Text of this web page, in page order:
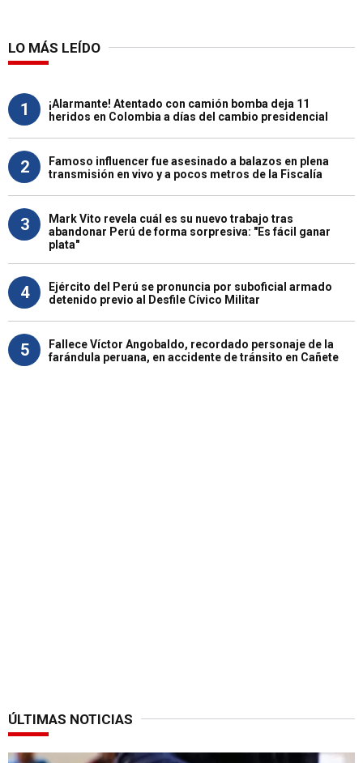
LO MÁS LEÍDO
1
¡Alarmante! Atentado con camión bomba deja 11
heridos en Colombia a días del cambio presidencial
2
Famoso influencer fue asesinado a balazos en plena
transmisión en vivo y a pocos metros de la Fiscalía
3
Mark Vito revela cuál es su nuevo trabajo tras
abandonar Perú de forma sorpresiva: "Es fácil ganar
plata"
4
Ejército del Perú se pronuncia por suboficial armado
detenido previo al Desfile Cívico Militar
5
Fallece Víctor Angobaldo, recordado personaje de la
farándula peruana, en accidente de tránsito en Cañete
ÚLTIMAS NOTICIAS